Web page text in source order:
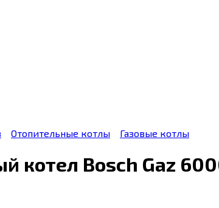
Отопительные котлы Газовые котлы
котел Bosch Gaz